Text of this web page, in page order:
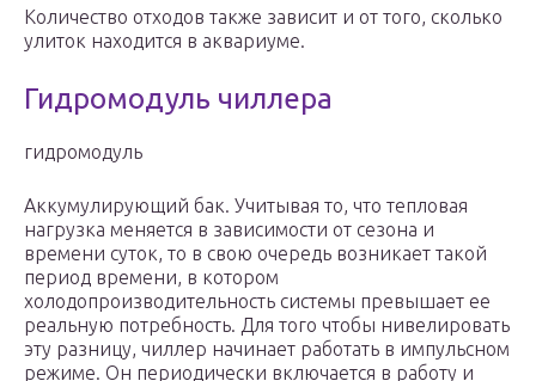
Количество отходов также зависит и от того, сколько
улиток находится в аквариуме.
Гидромодуль чиллера
гидромодуль
Аккумулирующий бак. Учитывая то, что тепловая
нагрузка меняется в зависимости от сезона и
времени суток, то в свою очередь возникает такой
период времени, в котором
холодопроизводительность системы превышает ее
реальную потребность. Для того чтобы нивелировать
эту разницу, чиллер начинает работать в импульсном
режиме. Он периодически включается в работу и